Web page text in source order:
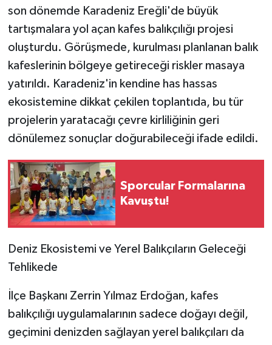
son dönemde Karadeniz Ereğli'de büyük
tartışmalara yol açan kafes balıkçılığı projesi
oluşturdu. Görüşmede, kurulması planlanan balık
kafeslerinin bölgeye getireceği riskler masaya
yatırıldı. Karadeniz'in kendine has hassas
ekosistemine dikkat çekilen toplantıda, bu tür
projelerin yaratacağı çevre kirliliğinin geri
dönülemez sonuçlar doğurabileceği ifade edildi.
Sporcular Formalarına
Kavuştu!
​Deniz Ekosistemi ve Yerel Balıkçıların Geleceği
Tehlikede
​İlçe Başkanı Zerrin Yılmaz Erdoğan, kafes
balıkçılığı uygulamalarının sadece doğayı değil,
geçimini denizden sağlayan yerel balıkçıları da